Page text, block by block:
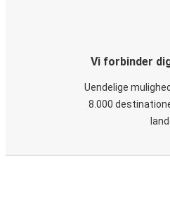
Vi forbinder
Uendelige
8.000